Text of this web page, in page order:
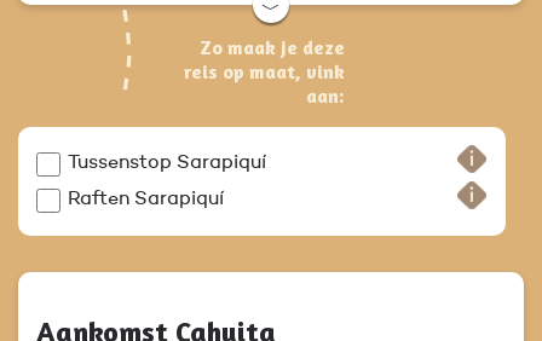
﹀
Zo maak je deze
reis op maat, vink
aan:
Tussenstop Sarapiquí
Raften Sarapiquí
Aankomst Cahuita